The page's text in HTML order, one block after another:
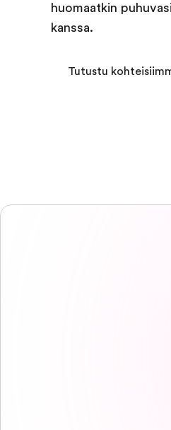
huomaatkin
kanssa.
Tutustu